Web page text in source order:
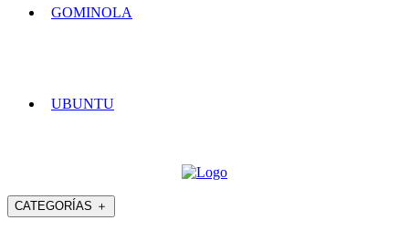
GOMINOLA
UBUNTU
CATEGORÍAS ＋